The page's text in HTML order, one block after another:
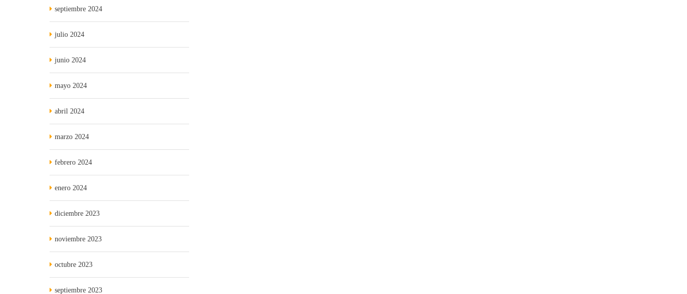
septiembre 2024
julio 2024
junio 2024
mayo 2024
abril 2024
marzo 2024
febrero 2024
enero 2024
diciembre 2023
noviembre 2023
octubre 2023
septiembre 2023